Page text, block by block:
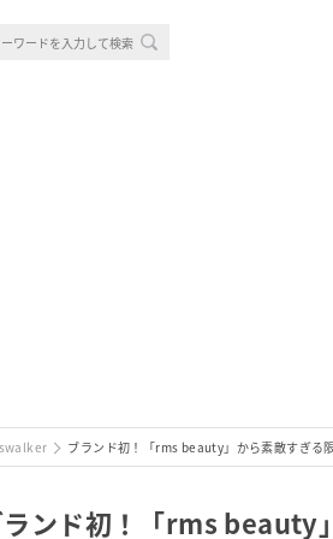
ブランド初！「rms beauty」から素敵すぎる
ンド初！「rms beauty